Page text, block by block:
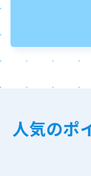
人気のポ